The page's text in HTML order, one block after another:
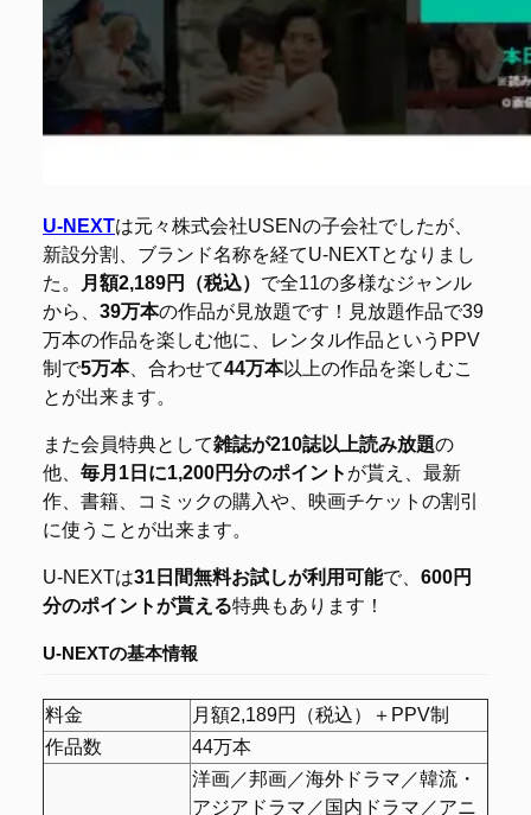
U-NEXTは元々株式会社USENの子会社でしたが、
新設分割、ブランド名称を経てU-NEXTとなりまし
た。
月額2,189円（税込） で全11の多様なジャンル
から、 39万本の作品が見放題です！見放題作品で39
万本の作品を楽しむ他に、レンタル作品というPPV
制で5万本、合わせて44万本以上の作品を楽しむこ
とが出来ます。
また会員特典として雑誌が210誌以上読み放題の
他、 毎月1日に1,200円分のポイント が貰え、最新
作、書籍、コミックの購入や、映画チケットの割引
に使うことが出来ます。
U-NEXTは31日間無料お試しが利用可能で、 600円
分のポイントが貰える特典もあります！
U-NEXTの基本情報
料金
月額2,189円（税込）＋PPV制
作品数
44万本
洋画／邦画／海外ドラマ／韓流・
アジアドラマ／国内ドラマ／アニ